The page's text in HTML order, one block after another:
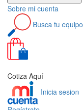
Sobre mi cuenta
Busca tu equipo
Cotiza Aquí
Inicia sesion